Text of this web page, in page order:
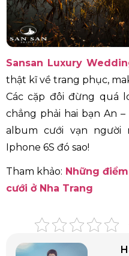
Sansan Luxury
thật kĩ về trang phục,
Các cặp đôi đừng quá
chẳng phải hai bạn An
album cưới vạn người
Iphone 6S đó sao!
Tham khảo: Những
cưới ở Nha Trang